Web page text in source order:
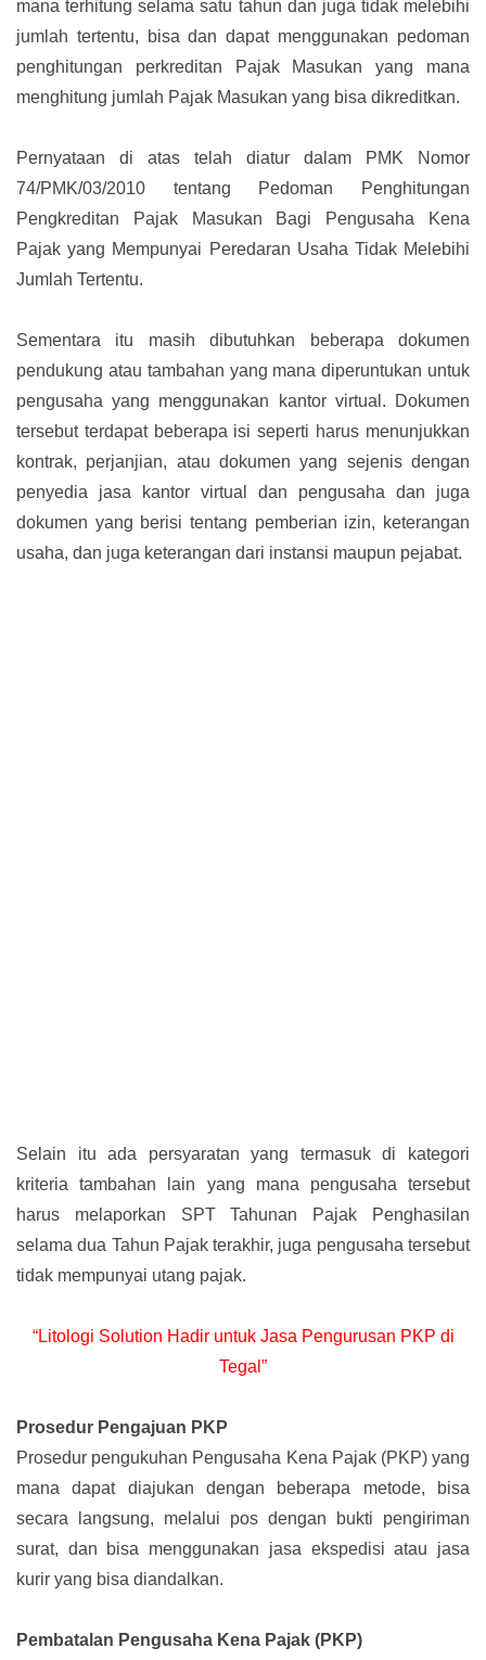
mana terhitung selama satu tahun dan juga tidak melebihi
jumlah tertentu, bisa dan dapat menggunakan pedoman
penghitungan perkreditan Pajak Masukan yang mana
menghitung jumlah Pajak Masukan yang bisa dikreditkan.
Pernyataan di atas telah diatur dalam PMK Nomor
74/PMK/03/2010 tentang Pedoman Penghitungan
Pengkreditan Pajak Masukan Bagi Pengusaha Kena
Pajak yang Mempunyai Peredaran Usaha Tidak Melebihi
Jumlah Tertentu.
Sementara itu masih dibutuhkan beberapa dokumen
pendukung atau tambahan yang mana diperuntukan untuk
pengusaha yang menggunakan kantor virtual. Dokumen
tersebut terdapat beberapa isi seperti harus menunjukkan
kontrak, perjanjian, atau dokumen yang sejenis dengan
penyedia jasa kantor virtual dan pengusaha dan juga
dokumen yang berisi tentang pemberian izin, keterangan
usaha, dan juga keterangan dari instansi maupun pejabat.
Selain itu ada persyaratan yang termasuk di kategori
kriteria tambahan lain yang mana pengusaha tersebut
harus melaporkan SPT Tahunan Pajak Penghasilan
selama dua Tahun Pajak terakhir, juga pengusaha tersebut
tidak mempunyai utang pajak.
“Litologi Solution Hadir untuk Jasa Pengurusan PKP di
Tegal”
Prosedur Pengajuan PKP
Prosedur pengukuhan Pengusaha Kena Pajak (PKP) yang
mana dapat diajukan dengan beberapa metode, bisa
secara langsung, melalui pos dengan bukti pengiriman
surat, dan bisa menggunakan jasa ekspedisi atau jasa
kurir yang bisa diandalkan.
Pembatalan Pengusaha Kena Pajak (PKP)